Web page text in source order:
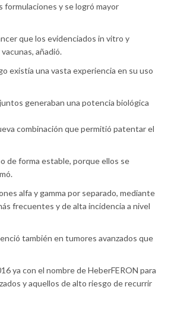
formulaciones y se logró mayor
que los evidenciados in vitro y
añadió.
existía una vasta experiencia en su uso
generaban una potencia biológica
combinación que permitió patentar el
de forma estable, porque ellos se
alfa y gamma por separado, mediante
frecuentes y de alta incidencia a nivel
también en tumores avanzados que
ya con el nombre de HeberFERON para
y aquellos de alto riesgo de recurrir